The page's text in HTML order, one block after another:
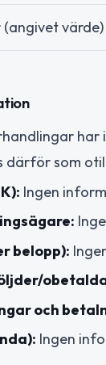
värde)
har
därför som
Ingen
belopp):
och
Ingen